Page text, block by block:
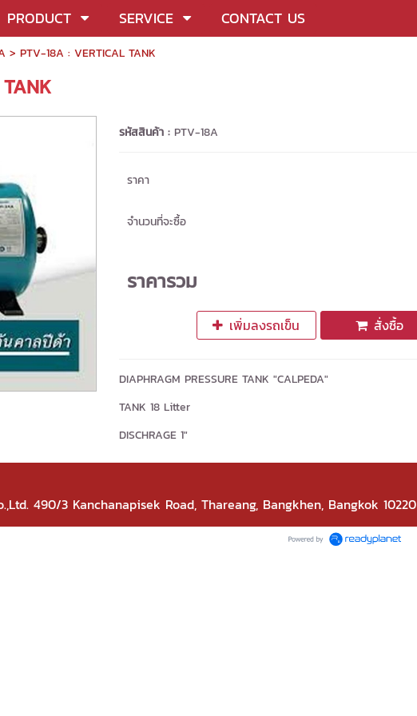
PRODUCT SERVICE CONTACT US
> PTV-18A : VERTICAL TANK
รหัสสินค้า : PTV-18A
ราคา
จำนวนที่จะซื้อ
ราคารวม
เพิ่มลงรถเข็น สั่งซื้อ
DIAPHRAGM PRESSURE TANK "CALPEDA"
TANK 18 Litter
DISCHRAGE 1"
490/3 Kanchanapisek Road, Thareang, Bangkhen, Bangkok 10220